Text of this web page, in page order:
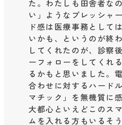
た。わたしも田舎者な
い」ようなプレッシャ
ド感は医療事務として
いかも、というのが終
してくれたのが、診察
ーフォローをしてくれ
るかもと思いました。
合わせに対するハード
マチック」を無機質に
大都心といえどこのス
ムを入れる方もいるそ